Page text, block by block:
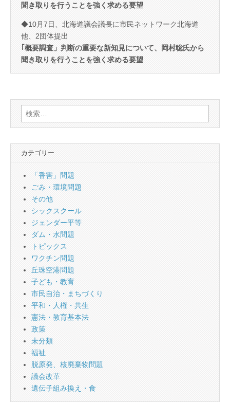
聞き取りを行うことを強く求める要望
◆10月7日、北海道議会議長に市民ネットワーク北海道
他、2団体提出
｢概要調査」判断の重要な新知見について、岡村聡氏から
聞き取りを行うことを強く求める要望
検
索:
カテゴリー
「香害」問題
ごみ・環境問題
その他
シックスクール
ジェンダー平等
ダム・水問題
トピックス
ワクチン問題
丘珠空港問題
子ども・教育
市民自治・まちづくり
平和・人権・共生
憲法・教育基本法
政策
未分類
福祉
脱原発、核廃棄物問題
議会改革
遺伝子組み換え・食